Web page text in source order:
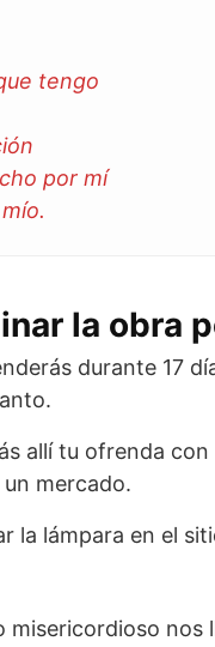
tengo
por mí
la obra
durante 17
allí tu ofrenda
mercado.
la lámpara en el
nos